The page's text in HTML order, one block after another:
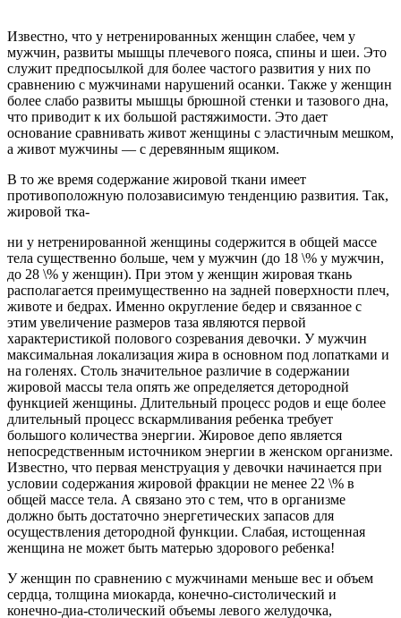
Известно, что у нетренированных женщин слабее, чем у
мужчин, развиты мышцы плечевого пояса, спины и шеи. Это
служит предпосылкой для более частого развития у них по
сравнению с мужчинами нарушений осанки. Также у женщин
более слабо развиты мышцы брюшной стенки и тазового дна,
что приводит к их большой растяжимости. Это дает
основание сравнивать живот женщины с эластичным мешком,
а живот мужчины — с деревянным ящиком.
В то же время содержание жировой ткани имеет
противоположную полозависимую тенденцию развития. Так,
жировой тка-
ни у нетренированной женщины содержится в общей массе
тела существенно больше, чем у мужчин (до 18 \% у мужчин,
до 28 \% у женщин). При этом у женщин жировая ткань
располагается преимущественно на задней поверхности плеч,
животе и бедрах. Именно округление бедер и связанное с
этим увеличение размеров таза являются первой
характеристикой полового созревания девочки. У мужчин
максимальная локализация жира в основном под лопатками и
на голенях. Столь значительное различие в содержании
жировой массы тела опять же определяется детородной
функцией женщины. Длительный процесс родов и еще более
длительный процесс вскармливания ребенка требует
большого количества энергии. Жировое депо является
непосредственным источником энергии в женском организме.
Известно, что первая менструация у девочки начинается при
условии содержания жировой фракции не менее 22 \% в
общей массе тела. А связано это с тем, что в организме
должно быть достаточно энергетических запасов для
осуществления детородной функции. Слабая, истощенная
женщина не может быть матерью здорового ребенка!
У женщин по сравнению с мужчинами меньше вес и объем
сердца, толщина миокарда, конечно-систолический и
конечно-диа-столический объемы левого желудочка,